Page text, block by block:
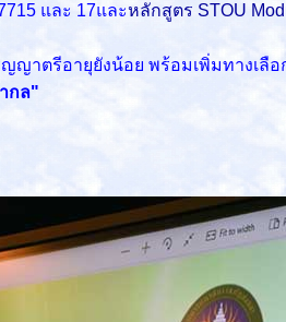
และ 17และหลักสูตร STOU
าตรีอายุยังน้อย พร้อมเพิ่มทางเลื
กล"